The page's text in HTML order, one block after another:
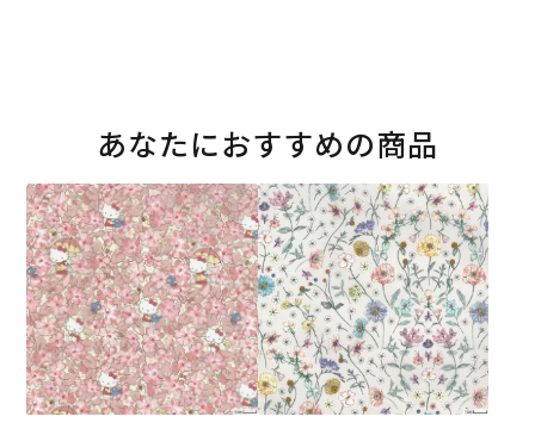
あなたにおすすめの商品